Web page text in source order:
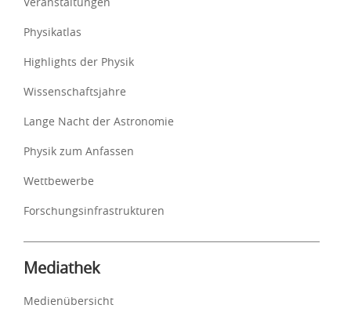
Physikatlas
Highlights der Physik
Wissenschaftsjahre
Lange Nacht der Astronomie
Physik zum Anfassen
Wettbewerbe
Forschungsinfrastrukturen
Mediathek
Medienübersicht